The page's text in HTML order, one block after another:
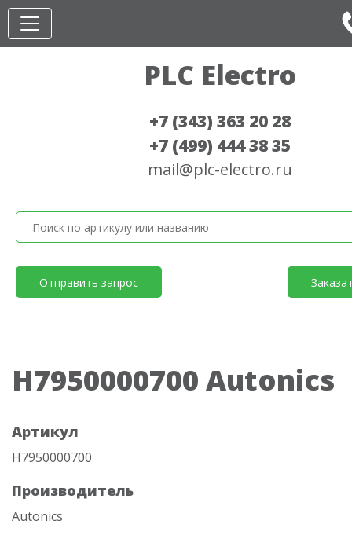
PLC Electro
+7 (343) 363 20 28
+7 (499) 444 38 35
mail@plc-electro.ru
Отправить запрос
H7950000700 Autonics
Артикул
H7950000700
Производитель
Autonics